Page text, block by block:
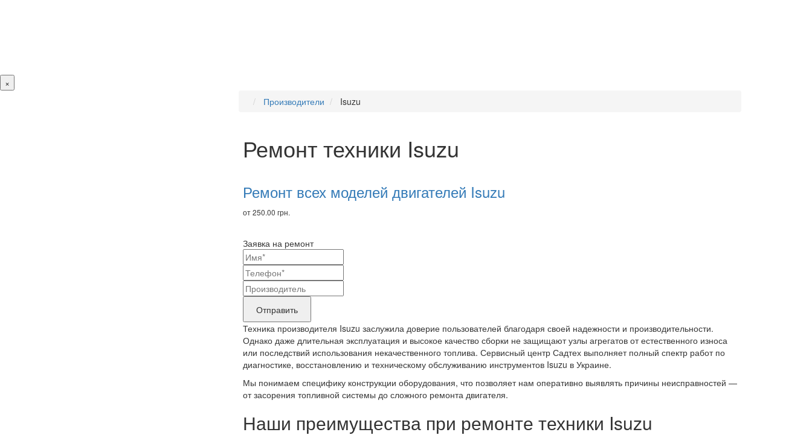
×
Производители
Isuzu
Ремонт техники Isuzu
товары
Ремонт всех моделей двигателей Isuzu
от 250.00 грн.
Заявка на ремонт
Ваши
контактные
данные
Название
бренда
продукта,
требующего
ремонта
Отправить
Техника производителя Isuzu заслужила доверие пользователей благодаря своей надежности и производительности.
Однако даже длительная эксплуатация и высокое качество сборки не защищают узлы агрегатов от естественного износа
или последствий использования некачественного топлива. Сервисный центр Садтех выполняет полный спектр работ по
диагностике, восстановлению и техническому обслуживанию инструментов Isuzu в Украине.
Мы понимаем специфику конструкции оборудования, что позволяет нам оперативно выявлять причины неисправностей —
от засорения топливной системы до сложного ремонта двигателя.
Наши преимущества при ремонте техники Isuzu